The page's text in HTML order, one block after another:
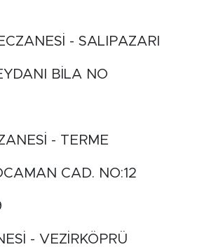
- SALIPAZARI
BİLA NO
- TERME
CAD. NO:12
- VEZİRKÖPRÜ